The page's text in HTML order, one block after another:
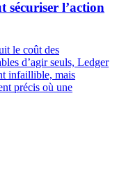
sécuriser l’action
le coût des
d’agir seuls, Ledger
infaillible, mais
précis où une